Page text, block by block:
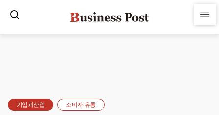
기업과산업 소비자·유통